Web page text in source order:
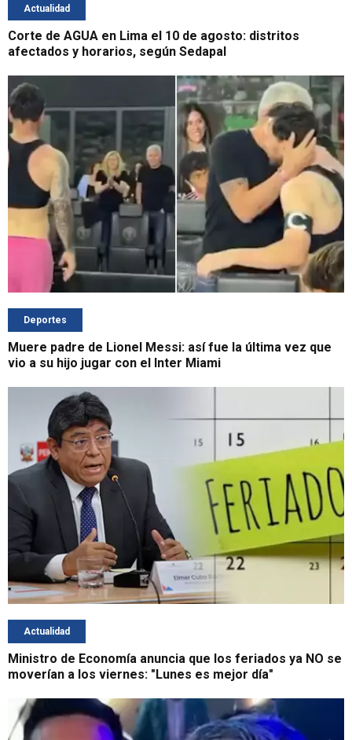
Actualidad
Corte de AGUA en Lima el 10 de agosto: distritos
afectados y horarios, según Sedapal
Deportes
Muere padre de Lionel Messi: así fue la última vez que
vio a su hijo jugar con el Inter Miami
Actualidad
Ministro de Economía anuncia que los feriados ya NO se
moverían a los viernes: "Lunes es mejor día"